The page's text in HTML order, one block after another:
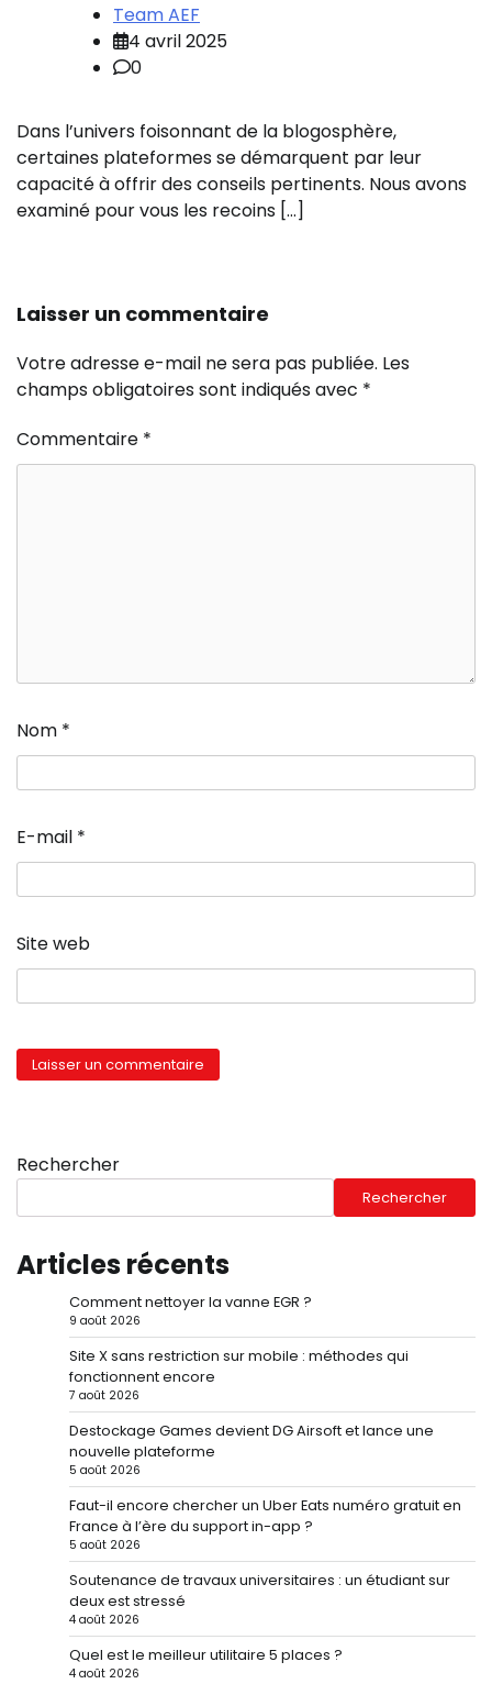
Team AEF
4 avril 2025
0
Dans l’univers foisonnant de la blogosphère,
certaines plateformes se démarquent par leur
capacité à offrir des conseils pertinents. Nous avons
examiné pour vous les recoins […]
Laisser un commentaire
Votre adresse e-mail ne sera pas publiée. Les
champs obligatoires sont indiqués avec *
Commentaire *
Nom *
E-mail *
Site web
Rechercher
Rechercher
Articles récents
Comment nettoyer la vanne EGR ?
9 août 2026
Site X sans restriction sur mobile : méthodes qui
fonctionnent encore
7 août 2026
Destockage Games devient DG Airsoft et lance une
nouvelle plateforme
5 août 2026
Faut-il encore chercher un Uber Eats numéro gratuit en
France à l’ère du support in-app ?
5 août 2026
Soutenance de travaux universitaires : un étudiant sur
deux est stressé
4 août 2026
Quel est le meilleur utilitaire 5 places ?
4 août 2026